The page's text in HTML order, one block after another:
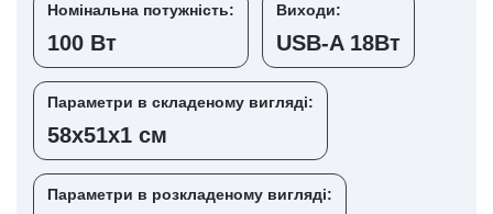
Номінальна потужність:
100 Вт
Виходи:
USB-A 18Вт
Параметри в складеному вигляді:
58х51х1 см
Параметри в розкладеному вигляді: